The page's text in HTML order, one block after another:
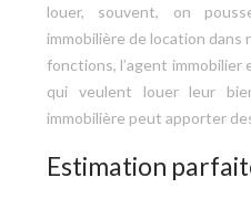
louer, souvent, on
immobilière de location dans
fonctions, l’agent immobilier
qui veulent louer leur
immobilière peut apporter
Estimation